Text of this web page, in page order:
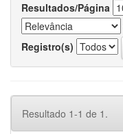
Resultados/Página
Registro(s)
Resultado 1-1 de 1.